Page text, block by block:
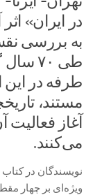
در ایران»
به بررسی
طی ۷۰
طرفه در
مستند،
می‌کنند.
نویسندگان در کتاب
ویژه‌ای بر چهار